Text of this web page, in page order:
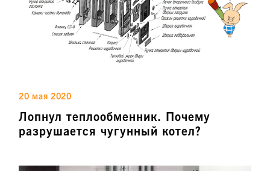
20 мая 2020
Лопнул теплообменник. Почему
разрушается чугунный котел?